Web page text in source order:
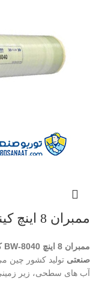
ممبران 8 اینچ کینسن مدل BW-8040
ممبران 8 اینچ BW-8040 کینسن (Keensen)
صنعتی تولید کشور چین